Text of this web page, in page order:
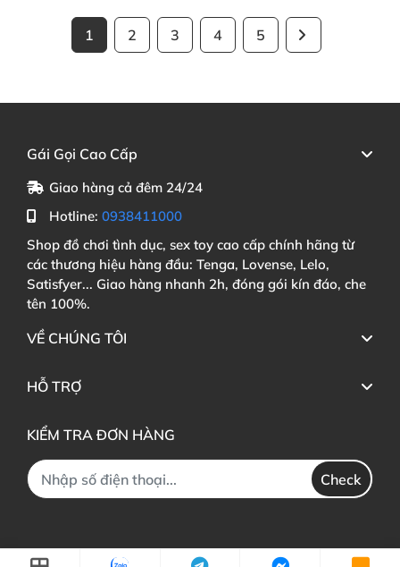
1 2 3 4 5
Gái Gọi Cao Cấp
Giao hàng cả đêm 24/24
Hotline: 0938411000
Shop đồ chơi tình dục, sex toy cao cấp chính hãng từ
các thương hiệu hàng đầu: Tenga, Lovense, Lelo,
Satisfyer... Giao hàng nhanh 2h, đóng gói kín đáo, che
tên 100%.
VỀ CHÚNG TÔI
HỖ TRỢ
KIỂM TRA ĐƠN HÀNG
Check